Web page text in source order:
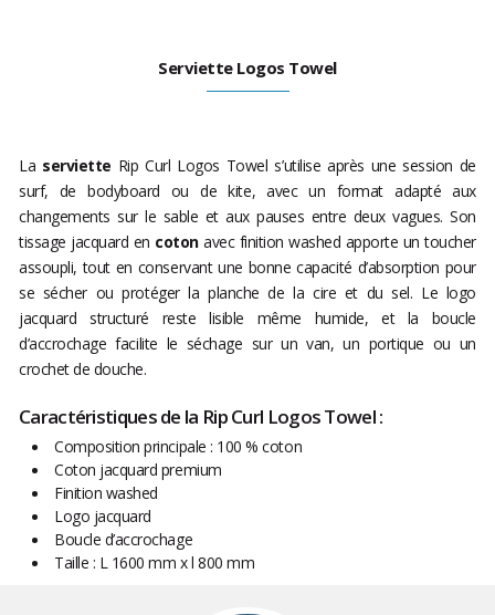
Serviette Logos Towel
La serviette Rip Curl Logos Towel s’utilise après une session de
surf, de bodyboard ou de kite, avec un format adapté aux
changements sur le sable et aux pauses entre deux vagues. Son
tissage jacquard en cotonavec finition washed apporte un toucher
assoupli, tout en conservant une bonne capacité d’absorption pour
se sécher ou protéger la planche de la cire et du sel. Le logo
jacquard structuré reste lisible même humide, et la boucle
d’accrochage facilite le séchage sur un van, un portique ou un
crochet de douche.
Caractéristiques de la Rip Curl Logos Towel :
Composition principale : 100 % coton
Coton jacquard premium
Finition washed
Logo jacquard
Boucle d’accrochage
Taille : L 1600 mm x l 800 mm